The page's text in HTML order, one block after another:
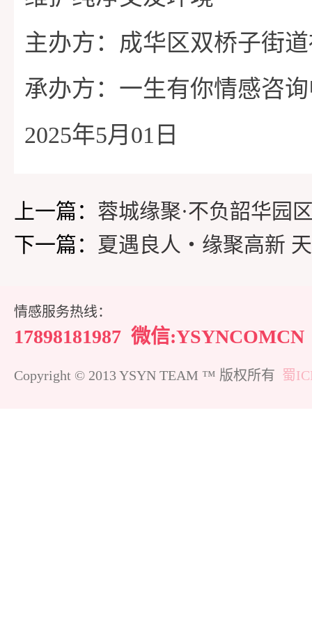
主办方：成华区双桥子街
承办方：一生有你情感咨
2025年5月01日
上一篇：
下一篇：
情感服务热线：
17898181987 微信:YSYNCOMCN
Copyright © 2013 YSYN TEAM ™ 版权所有 蜀